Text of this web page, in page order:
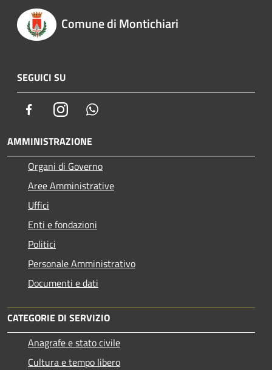
Comune di Montichiari
SEGUICI SU
FacebookInstagram
AMMINISTRAZIONE
Organi di Governo
Aree Amministrative
Uffici
Enti e fondazioni
Politici
Personale Amministrativo
Documenti e dati
CATEGORIE DI SERVIZIO
Anagrafe e stato civile
Cultura e tempo libero